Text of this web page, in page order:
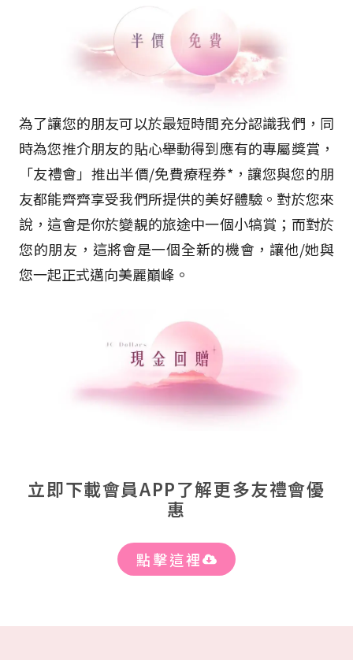
為了讓您的朋友可以於最短時間充分認識我們，同
時為您推介朋友的貼心舉動得到應有的專屬獎賞，
「友禮會」推出半價/免費療程券*，讓您與您的朋
友都能齊齊享受我們所提供的美好體驗。對於您來
說，這會是你於變靚的旅途中一個小犒賞；而對於
您的朋友，這將會是一個全新的機會，讓他/她與
您一起正式邁向美麗巔峰。
立即下載會員APP了解更多友禮會優
惠
點擊這裡